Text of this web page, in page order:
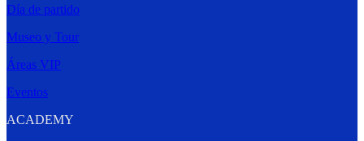
Día de partido
Museo y Tour
Áreas VIP
Eventos
ACADEMY